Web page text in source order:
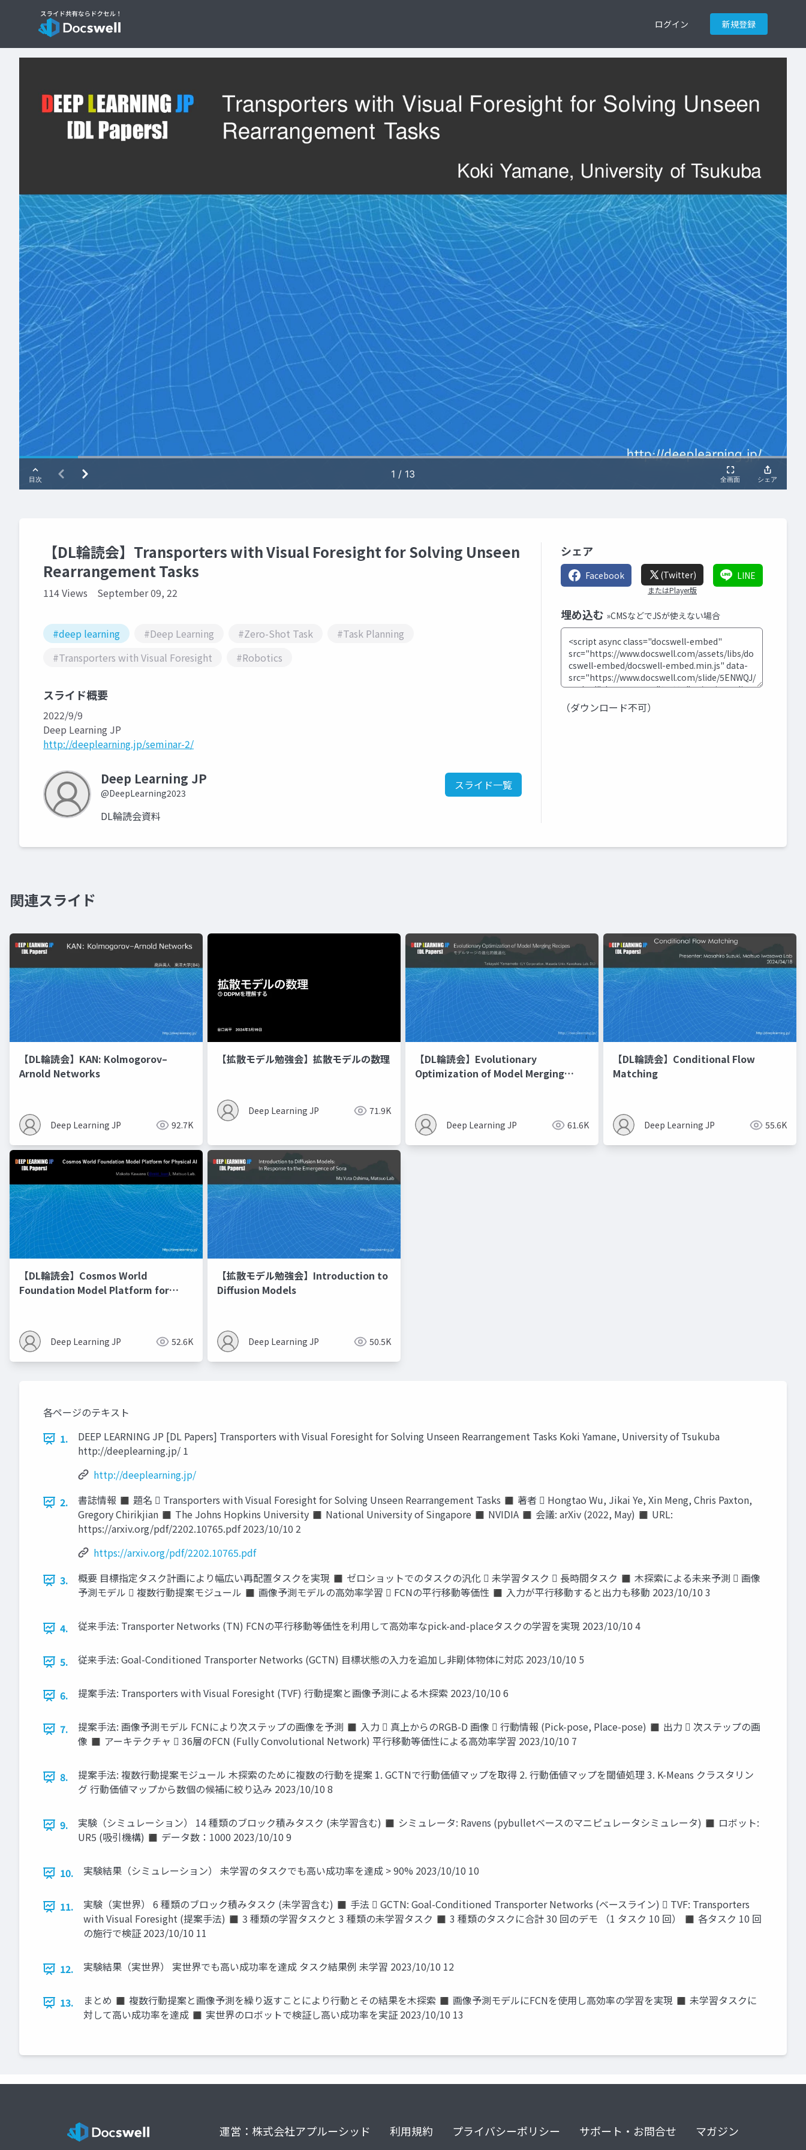
ログイン 新規登録
【DL輪読会】Transporters with Visual Foresight for Solving Unseen
Rearrangement Tasks
114 Views September 09, 22
#deep learning #Deep Learning #Zero-Shot Task
#Task Planning
#Transporters with Visual Foresight
#Robotics
スライド概要
2022/9/9
Deep Learning JP
http://deeplearning.jp/seminar-2/
Deep Learning JP
@DeepLearning2023
スライド一覧
DL輪読会資料
シェア
Facebook (Twitter)
またはPlayer版
LINE
埋め込む »CMSなどでJSが使えない場合
（ダウンロード不可）
関連スライド
【DL輪読会】KAN: Kolmogorov–
Arnold Networks
Deep Learning JP 92.7K
【拡散モデル勉強会】拡散モデルの数理
Deep Learning JP 71.9K
【DL輪読会】Evolutionary
Optimization of Model Merging
Deep Learning JP 61.6K
【DL輪読会】Conditional Flow
Matching
Deep Learning JP 55.6K
【DL輪読会】Cosmos World
Foundation Model Platform for
Deep Learning JP 52.6K
【拡散モデル勉強会】Introduction to
Diffusion Models
Deep Learning JP 50.5K
各ページのテキスト
1.
DEEP LEARNING JP [DL Papers] Transporters with Visual Foresight for Solving Unseen Rearrangement Tasks Koki Yamane, University of Tsukuba
http://deeplearning.jp/ 1
http://deeplearning.jp/
2.
書誌情報 ◼ 題名  Transporters with Visual Foresight for Solving Unseen Rearrangement Tasks ◼ 著者  Hongtao Wu, Jikai Ye, Xin Meng, Chris Paxton,
Gregory Chirikjian ◼ The Johns Hopkins University ◼ National University of Singapore ◼ NVIDIA ◼ 会議: arXiv (2022, May) ◼ URL:
https://arxiv.org/pdf/2202.10765.pdf 2023/10/10 2
https://arxiv.org/pdf/2202.10765.pdf
3.
概要 目標指定タスク計画により幅広い再配置タスクを実現 ◼ ゼロショットでのタスクの汎化  未学習タスク  長時間タスク ◼ 木探索による未来予測  画像
予測モデル  複数行動提案モジュール ◼ 画像予測モデルの高効率学習  FCNの平行移動等価性 ◼ 入力が平行移動すると出力も移動 2023/10/10 3
4. 従来手法: Transporter Networks (TN) FCNの平行移動等価性を利用して高効率なpick-and-placeタスクの学習を実現 2023/10/10 4
5. 従来手法: Goal-Conditioned Transporter Networks (GCTN) 目標状態の入力を追加し非剛体物体に対応 2023/10/10 5
6. 提案手法: Transporters with Visual Foresight (TVF) 行動提案と画像予測による木探索 2023/10/10 6
7.
提案手法: 画像予測モデル FCNにより次ステップの画像を予測 ◼ 入力  真上からのRGB-D 画像  行動情報 (Pick-pose, Place-pose) ◼ 出力  次ステップの画
像 ◼ アーキテクチャ  36層のFCN (Fully Convolutional Network) 平行移動等価性による高効率学習 2023/10/10 7
8.
提案手法: 複数行動提案モジュール 木探索のために複数の行動を提案 1. GCTNで行動価値マップを取得 2. 行動価値マップを閾値処理 3. K-Means クラスタリン
グ 行動価値マップから数個の候補に絞り込み 2023/10/10 8
9.
実験（シミュレーション） 14 種類のブロック積みタスク (未学習含む) ◼ シミュレータ: Ravens (pybulletベースのマニピュレータシミュレータ) ◼ ロボット:
UR5 (吸引機構) ◼ データ数：1000 2023/10/10 9
10. 実験結果（シミュレーション） 未学習のタスクでも高い成功率を達成 > 90% 2023/10/10 10
11.
実験（実世界） 6 種類のブロック積みタスク (未学習含む) ◼ 手法  GCTN: Goal-Conditioned Transporter Networks (ベースライン)  TVF: Transporters
with Visual Foresight (提案手法) ◼ 3 種類の学習タスクと 3 種類の未学習タスク ◼ 3 種類のタスクに合計 30 回のデモ （1 タスク 10 回） ◼ 各タスク 10 回
の施行で検証 2023/10/10 11
12. 実験結果（実世界） 実世界でも高い成功率を達成 タスク結果例 未学習 2023/10/10 12
13.
まとめ ◼ 複数行動提案と画像予測を繰り返すことにより行動とその結果を木探索 ◼ 画像予測モデルにFCNを使用し高効率の学習を実現 ◼ 未学習タスクに
対して高い成功率を達成 ◼ 実世界のロボットで検証し高い成功率を実証 2023/10/10 13
運営：株式会社アプルーシッド 利用規約 プライバシーポリシー サポート・お問合せ マガジン